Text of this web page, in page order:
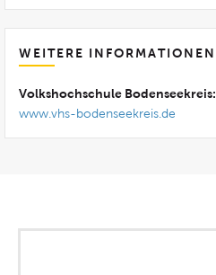
WEITERE INFORMATIONEN
Volkshochschule Bodenseekreis:
www.vhs-bodenseekreis.de